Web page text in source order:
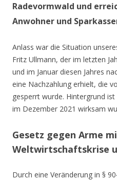
Radevormwald und
Anwohner und
Anlass war die Situation
Fritz Ullmann, der im letzten
und im Januar diesen Jahres
eine Nachzahlung erhielt, die
gesperrt wurde. Hintergrund
im Dezember 2021 wirksam
Gesetz gegen Arme
Weltwirtschaftskrise
Durch eine Veränderung in §